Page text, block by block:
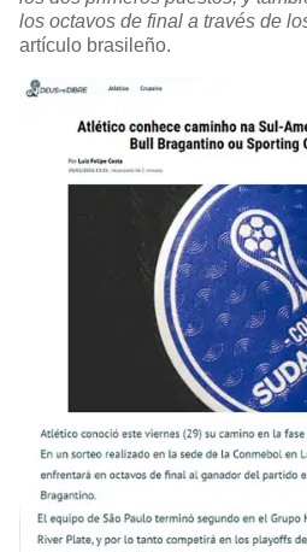
los octavos de final a través de
artículo brasileño.